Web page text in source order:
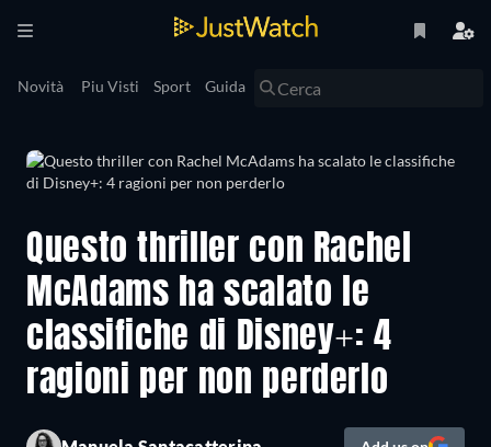
Novità Piu Visti Sport Guida
Questo thriller con Rachel
McAdams ha scalato le
classifiche di Disney+: 4
ragioni per non perderlo